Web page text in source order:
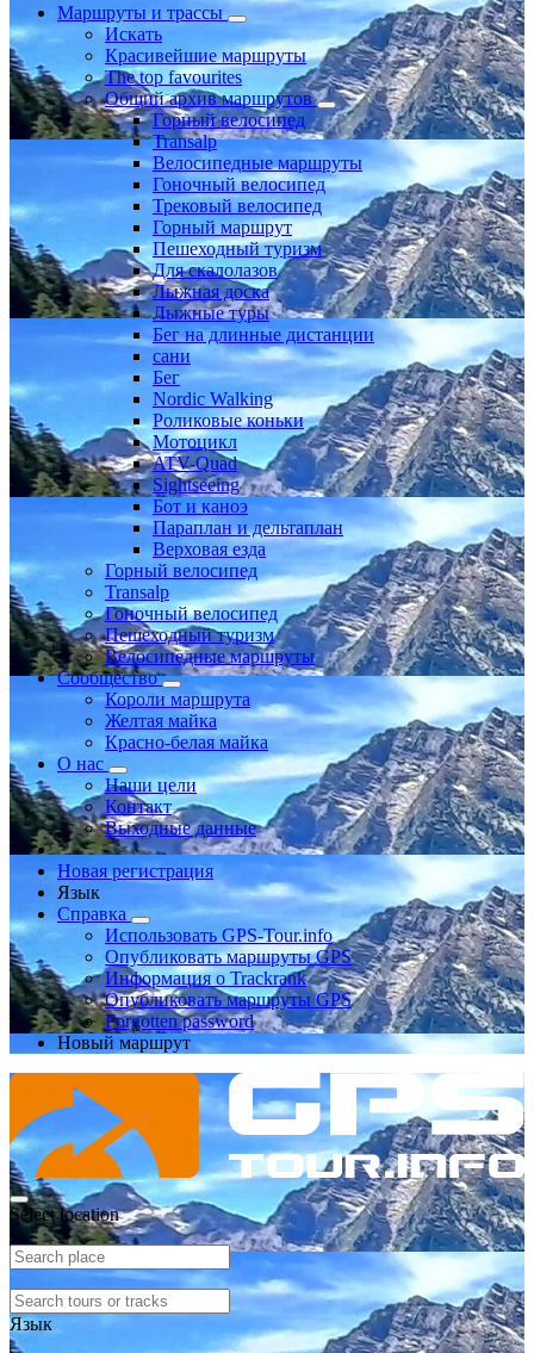
Маршруты и трассы
Искать
Красивейшие маршруты
The top favourites
Общий архив маршрутов
Горный велосипед
Transalp
Велосипедные маршруты
Гоночный велосипед
Трековый велосипед
Горный маршрут
Пешеходный туризм
Для скалолазов
Лыжная доска
Лыжные туры
Бег на длинные дистанции
сани
Бег
Nordic Walking
Роликовые коньки
Мотоцикл
ATV-Quad
Sightseeing
Бот и каноэ
Параплан и дельтаплан
Верховая езда
Горный велосипед
Transalp
Гоночный велосипед
Пешеходный туризм
Велосипедные маршруты
Сообщество
Короли маршрута
Желтая майка
Красно-белая майка
О нас
Наши цели
Контакт
Выходные данные
Новая регистрация
Язык
Справка
Использовать GPS-Tour.info
Опубликовать маршруты GPS
Информация о Trackrank
Опубликовать маршруты GPS
Forgotten password
Новый маршрут
Select location
Язык